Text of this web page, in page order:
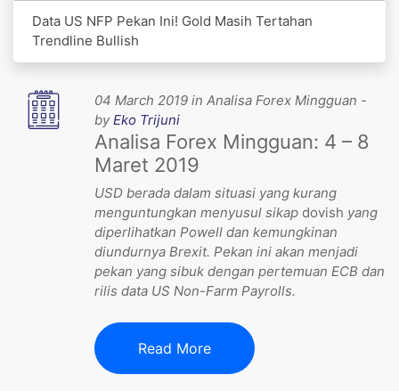
Data US NFP Pekan Ini! Gold Masih Tertahan
Trendline Bullish
04 March 2019 in Analisa Forex Mingguan -
byEko Trijuni
Analisa Forex Mingguan: 4 – 8
Maret 2019
USD berada dalam situasi yang kurang
menguntungkan menyusul sikap dovish yang
diperlihatkan Powell dan kemungkinan
diundurnya Brexit. Pekan ini akan menjadi
pekan yang sibuk dengan pertemuan ECB dan
rilis data US Non-Farm Payrolls.
Read More